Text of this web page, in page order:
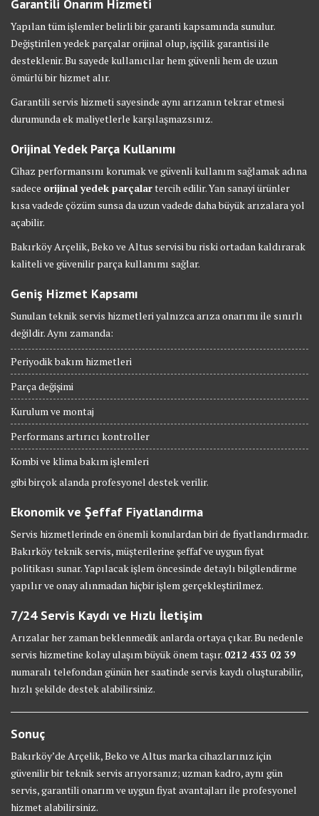
Garantili Onarım Hizmeti
Yapılan tüm işlemler belirli bir garanti kapsamında sunulur.
Değiştirilen yedek parçalar orijinal olup, işçilik garantisi ile
desteklenir. Bu sayede kullanıcılar hem güvenli hem de uzun
ömürlü bir hizmet alır.
Garantili servis hizmeti sayesinde aynı arızanın tekrar etmesi
durumunda ek maliyetlerle karşılaşmazsınız.
Orijinal Yedek Parça Kullanımı
Cihaz performansını korumak ve güvenli kullanım sağlamak adına
sadece orijinal yedek parçalartercih edilir. Yan sanayi ürünler
kısa vadede çözüm sunsa da uzun vadede daha büyük arızalara yol
açabilir.
Bakırköy Arçelik, Beko ve Altus servisi bu riski ortadan kaldırarak
kaliteli ve güvenilir parça kullanımı sağlar.
Geniş Hizmet Kapsamı
Sunulan teknik servis hizmetleri yalnızca arıza onarımı ile sınırlı
değildir. Aynı zamanda:
Periyodik bakım hizmetleri
Parça değişimi
Kurulum ve montaj
Performans artırıcı kontroller
Kombi ve klima bakım işlemleri
gibi birçok alanda profesyonel destek verilir.
Ekonomik ve Şeffaf Fiyatlandırma
Servis hizmetlerinde en önemli konulardan biri de fiyatlandırmadır.
Bakırköy teknik servis, müşterilerine şeffaf ve uygun fiyat
politikası sunar. Yapılacak işlem öncesinde detaylı bilgilendirme
yapılır ve onay alınmadan hiçbir işlem gerçekleştirilmez.
7/24 Servis Kaydı ve Hızlı İletişim
Arızalar her zaman beklenmedik anlarda ortaya çıkar. Bu nedenle
servis hizmetine kolay ulaşım büyük önem taşır. 0212 433 02 39
numaralı telefondan günün her saatinde servis kaydı oluşturabilir,
hızlı şekilde destek alabilirsiniz.
Sonuç
Bakırköy’de Arçelik, Beko ve Altus marka cihazlarınız için
güvenilir bir teknik servis arıyorsanız; uzman kadro, aynı gün
servis, garantili onarım ve uygun fiyat avantajları ile profesyonel
hizmet alabilirsiniz.